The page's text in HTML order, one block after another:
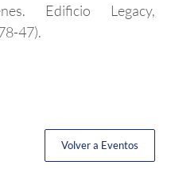
Edificio Legacy,
47).
Volver a Eventos